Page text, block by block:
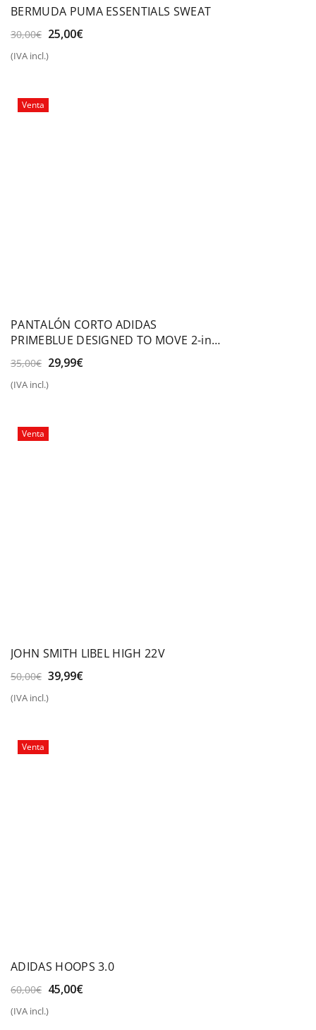
BERMUDA PUMA ESSENTIALS SWEAT
30,00€ El
original
25,00€El
(IVA incl.)
Venta
PANTALÓN CORTO ADIDAS
PRIMEBLUE DESIGNED TO MOVE 2-in-1
35,00€ El
original
29,99€El
(IVA incl.)
Venta
JOHN SMITH LIBEL HIGH 22V
50,00€ El
original
39,99€El
(IVA incl.)
Venta
ADIDAS HOOPS 3.0
60,00€ El
original
45,00€El
(IVA incl.)